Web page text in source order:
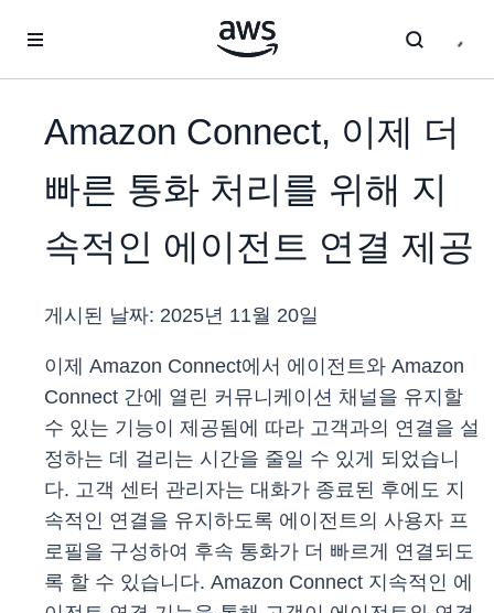
Amazon Connect, 이제 더
빠른 통화 처리를 위해 지
속적인 에이전트 연결 제공
게시된 날짜: 2025년 11월 20일
이제 Amazon Connect에서 에이전트와 Amazon
Connect 간에 열린 커뮤니케이션 채널을 유지할
수 있는 기능이 제공됨에 따라 고객과의 연결을 설
정하는 데 걸리는 시간을 줄일 수 있게 되었습니
다. 고객 센터 관리자는 대화가 종료된 후에도 지
속적인 연결을 유지하도록 에이전트의 사용자 프
로필을 구성하여 후속 통화가 더 빠르게 연결되도
록 할 수 있습니다. Amazon Connect 지속적인 에